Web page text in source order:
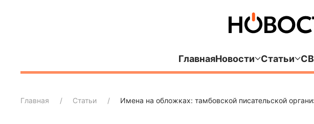
ГлавнаяНовости Статьи
Главная Статьи Имена на обложках: тамбовской писательской